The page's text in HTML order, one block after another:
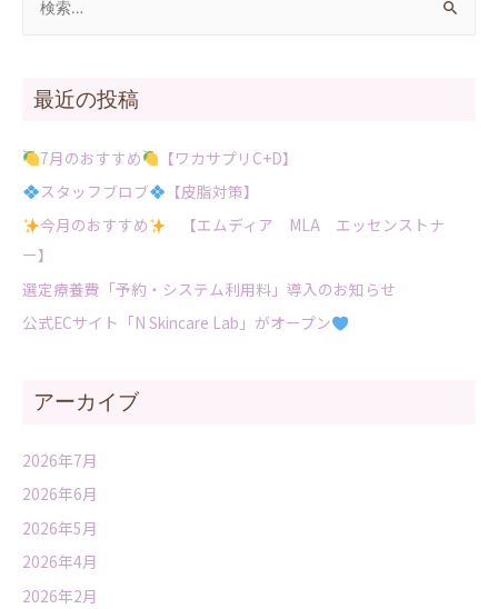
最近の投稿
7月のおすすめ
【ワカサプリC+D】
スタッフブロブ
【皮脂対策】
今月のおすすめ
【エムディア MLA エッセンストナ
ー】
選定療養費「予約・システム利用料」導入のお知らせ
公式ECサイト「N Skincare Lab」がオープン
アーカイブ
2026年7月
2026年6月
2026年5月
2026年4月
2026年2月